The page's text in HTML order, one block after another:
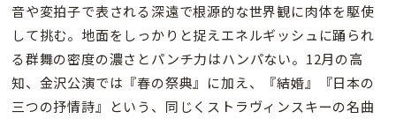
音や変拍子で表される深遠で根源的な世界観に肉体を駆使
して挑む。地面をしっかりと捉えエネルギッシュに踊られ
る群舞の密度の濃さとパンチ力はハンパない。12月の高
知、金沢公演では『春の祭典』に加え、『結婚』『日本の
三つの抒情詩』という、同じくストラヴィンスキーの名曲